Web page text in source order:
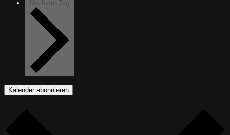
Nächster Tag
Kalender abonnieren